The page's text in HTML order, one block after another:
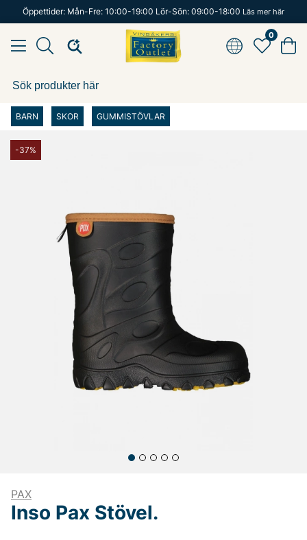
Öppettider: Mån-Fre: 10:00-19:00 Lör-Sön: 09:00-18:00 Läs mer här
0
BARN SKOR GUMMISTÖVLAR
-37%
PAX
Inso Pax Stövel.